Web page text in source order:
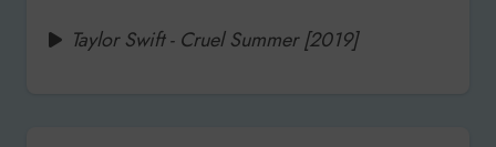
Taylor Swift - Cruel Summer [2019]